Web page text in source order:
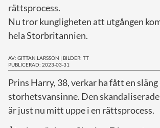
rättsprocess.
Nu tror kungligheten att utgången
hela Storbritannien.
AV: GITTAN LARSSON | BILDER: TT
PUBLICERAD: 2023-03-31
Prins Harry, 38, verkar ha fått en släng
storhetsvansinne. Den
är just nu mitt uppe i en rättsprocess.